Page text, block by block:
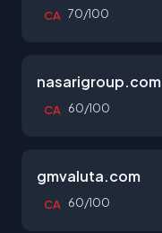
CA 70/100
nasarigroup.com
CA 60/100
gmvaluta.com
CA 60/100